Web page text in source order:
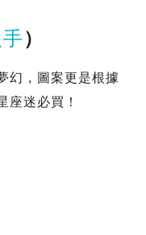
）
幻，圖案更是根據
座迷必買！